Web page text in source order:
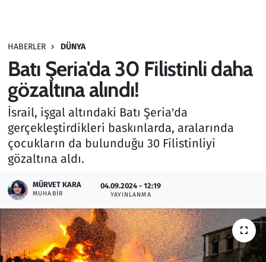
HABERLER DÜNYA
Batı Şeria'da 30 Filistinli daha
gözaltına alındı!
İsrail, işgal altındaki Batı Şeria'da
gerçekleştirdikleri baskınlarda, aralarında
çocukların da bulunduğu 30 Filistinliyi
gözaltına aldı.
MÜRVET KARA
MUHABIR
04.09.2024 - 12:19
YAYINLANMA
Haber
Kültür Sanat
Kurumsal Haberler
Lezzet Durağı
Oyun